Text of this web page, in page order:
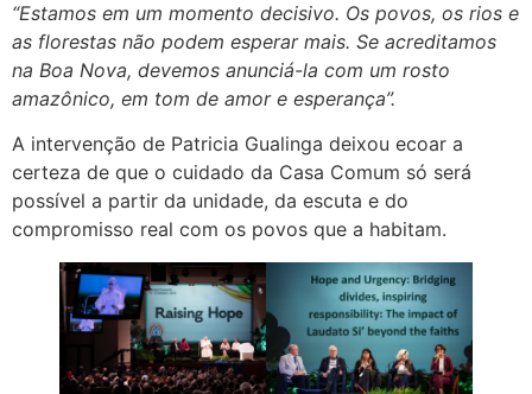
“Estamos em um momento decisivo. Os povos, os rios e
as florestas não podem esperar mais. Se acreditamos
na Boa Nova, devemos anunciá-la com um rosto
amazônico, em tom de amor e esperança”.
A intervenção de Patricia Gualinga deixou ecoar a
certeza de que o cuidado da Casa Comum só será
possível a partir da unidade, da escuta e do
compromisso real com os povos que a habitam.